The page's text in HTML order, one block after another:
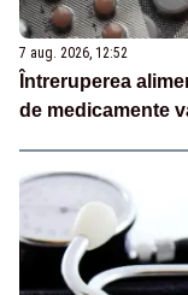
7 aug. 2026, 12:52
Întreruperea
de medicamente